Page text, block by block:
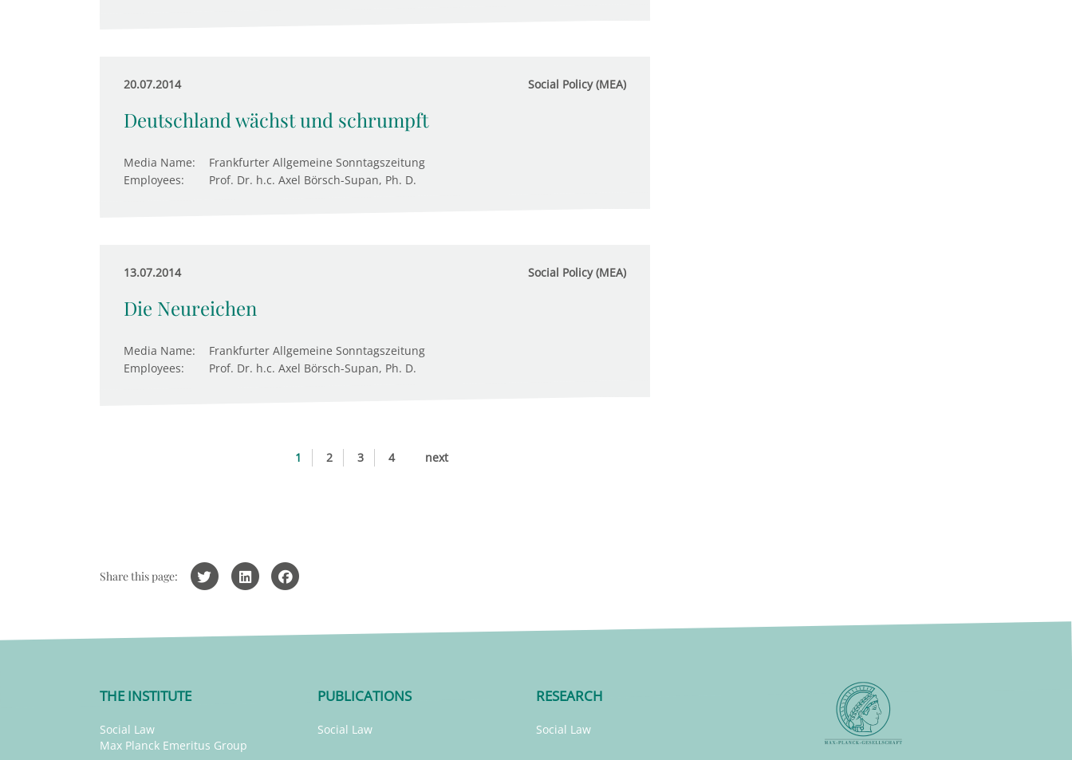
20.07.2014 Social Policy (MEA)
Deutschland wächst und schrumpft
Media Name:
Frankfurter Allgemeine Sonntagszeitung
Employees:
Prof. Dr. h.c. Axel Börsch-Supan, Ph. D.
13.07.2014 Social Policy (MEA)
Die Neureichen
Media Name:
Frankfurter Allgemeine Sonntagszeitung
Employees:
Prof. Dr. h.c. Axel Börsch-Supan, Ph. D.
1 2 3 4 next
Share this page:
THE INSTITUTE
Social Law
Max Planck Emeritus Group
PUBLICATIONS
Social Law
RESEARCH
Social Law